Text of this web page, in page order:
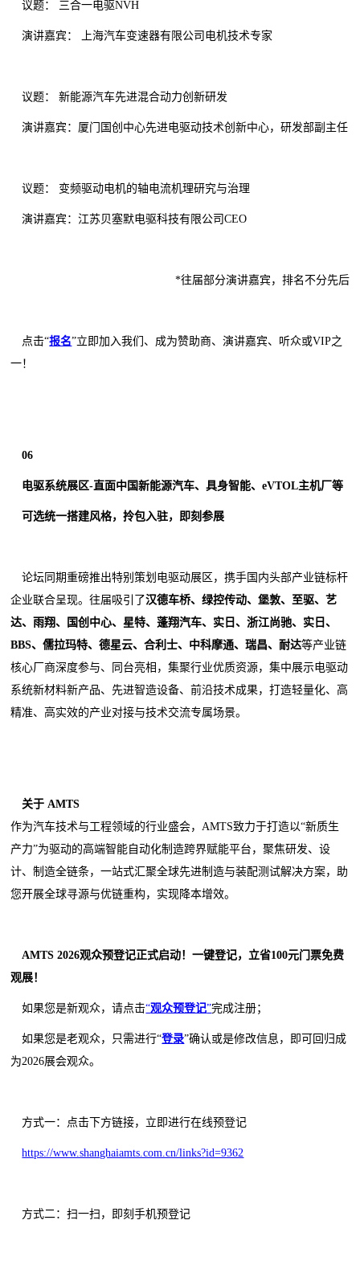
议题： 三合一电驱NVH
演讲嘉宾： 上海汽车变速器有限公司电机技术专家
议题： 新能源汽车先进混合动力创新研发
演讲嘉宾：厦门国创中心先进电驱动技术创新中心，研发部副主任
议题： 变频驱动电机的轴电流机理研究与治理
演讲嘉宾：江苏贝塞默电驱科技有限公司CEO
*往届部分演讲嘉宾，排名不分先后
点击“报名”立即加入我们、成为赞助商、演讲嘉宾、听众或VIP之
一！
06
电驱系统展区-直面中国新能源汽车、具身智能、eVTOL主机厂等
可选统一搭建风格，拎包入驻，即刻参展
论坛同期重磅推出特别策划电驱动展区，携手国内头部产业链标杆
企业联合呈现。往届吸引了汉德车桥、绿控传动、堡敦、至驱、艺
达、雨翔、国创中心、星特、蓬翔汽车、实日、浙江尚驰、实日、
BBS、儒拉玛特、德星云、合利士、中科摩通、瑞昌、耐达等产业链
核心厂商深度参与、同台亮相，集聚行业优质资源，集中展示电驱动
系统新材料新产品、先进智造设备、前沿技术成果，打造轻量化、高
精准、高实效的产业对接与技术交流专属场景。
关于 AMTS
作为汽车技术与工程领域的行业盛会，AMTS致力于打造以“新质生
产力”为驱动的高端智能自动化制造跨界赋能平台，聚焦研发、设
计、制造全链条，一站式汇聚全球先进制造与装配测试解决方案，助
您开展全球寻源与优链重构，实现降本增效。
AMTS 2026观众预登记正式启动！一键登记，立省100元门票免费
观展！
如果您是新观众，请点击“观众预登记”完成注册；
如果您是老观众，只需进行“登录”确认或是修改信息，即可回归成
为2026展会观众。
方式一：点击下方链接，立即进行在线预登记
https://www.shanghaiamts.com.cn/links?id=9362
方式二：扫一扫，即刻手机预登记